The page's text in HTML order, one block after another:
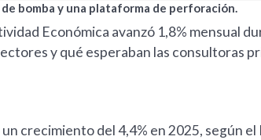
bomba y una plataforma de perforación.
Económica avanzó 1,8% mensual
y qué esperaban las consultoras
crecimiento del 4,4% en 2025, según